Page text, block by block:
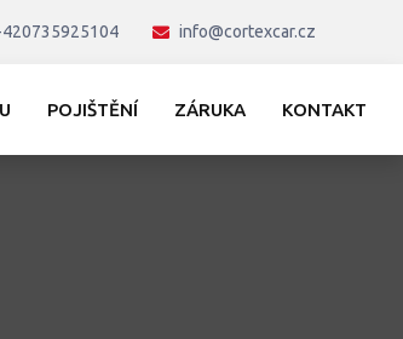
info@cortexcar.cz
POJIŠTĚNÍ ZÁRUKA KONTAKT